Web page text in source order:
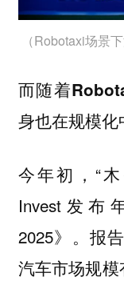
（Robotaxi场景
而随着
身也在规模化
今年初，“木
Invest发布
2025》。报
汽车市场规